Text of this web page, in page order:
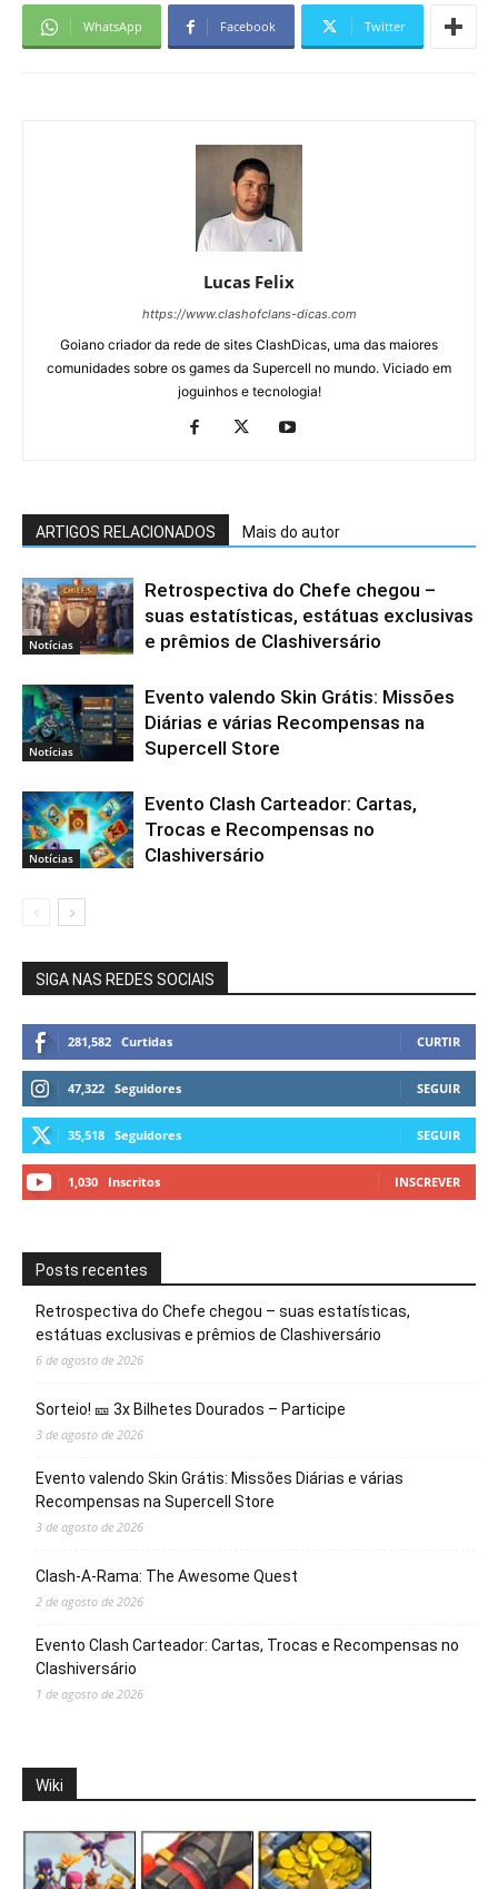
WhatsApp Facebook Twitter
Lucas Felix
https://www.clashofclans-dicas.com
Goiano criador da rede de sites ClashDicas, uma das maiores
comunidades sobre os games da Supercell no mundo. Viciado em
joguinhos e tecnologia!
ARTIGOS RELACIONADOS Mais do autor
Notícias
Retrospectiva do Chefe chegou –
suas estatísticas, estátuas exclusivas
e prêmios de Clashiversário
Notícias
Evento valendo Skin Grátis: Missões
Diárias e várias Recompensas na
Supercell Store
Notícias
Evento Clash Carteador: Cartas,
Trocas e Recompensas no
Clashiversário
SIGA NAS REDES SOCIAIS
281,582 Curtidas CURTIR
47,322 Seguidores SEGUIR
35,518 Seguidores SEGUIR
1,030 Inscritos INSCREVER
Posts recentes
Retrospectiva do Chefe chegou – suas estatísticas,
estátuas exclusivas e prêmios de Clashiversário
6 de agosto de 2026
Sorteio! 🎫 3x Bilhetes Dourados – Participe
3 de agosto de 2026
Evento valendo Skin Grátis: Missões Diárias e várias
Recompensas na Supercell Store
3 de agosto de 2026
Clash-A-Rama: The Awesome Quest
2 de agosto de 2026
Evento Clash Carteador: Cartas, Trocas e Recompensas no
Clashiversário
1 de agosto de 2026
Wiki